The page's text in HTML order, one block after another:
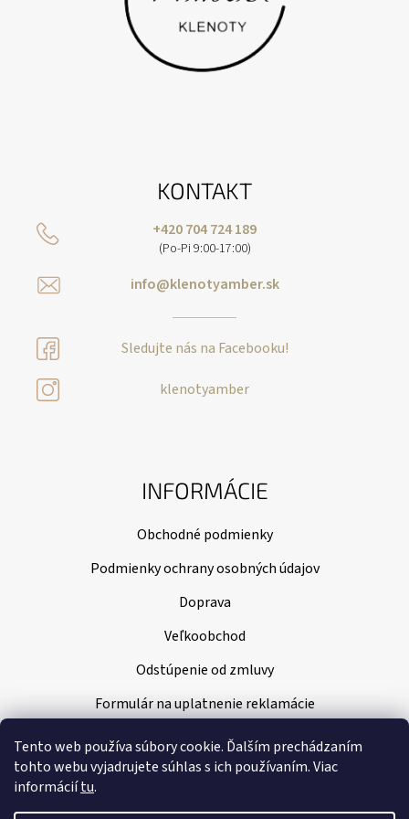
Tento web používa súbory cookie. Ďalším prechádzaním
tohto webu vyjadrujete súhlas s ich používaním. Viac
informáciítu.
KONTAKT
+420 704 724 189
(Po-Pi 9:00-17:00)
info@klenotyamber.sk
Sledujte nás na Facebooku!
klenotyamber
INFORMÁCIE
Obchodné podmienky
Podmienky ochrany osobných údajov
Doprava
Veľkoobchod
Odstúpenie od zmluvy
Formulár na uplatnenie reklamácie